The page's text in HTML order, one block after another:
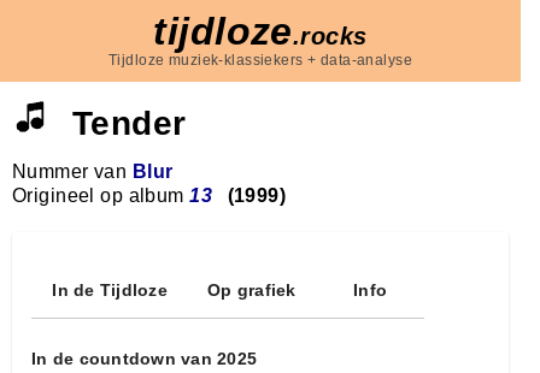
tijdloze.rocks
Tijdloze muziek-klassiekers + data-analyse
Tender
Nummer van Blur
Origineel op album13 (1999)
In de Tijdloze Op grafiek Info
In de countdown van 2025